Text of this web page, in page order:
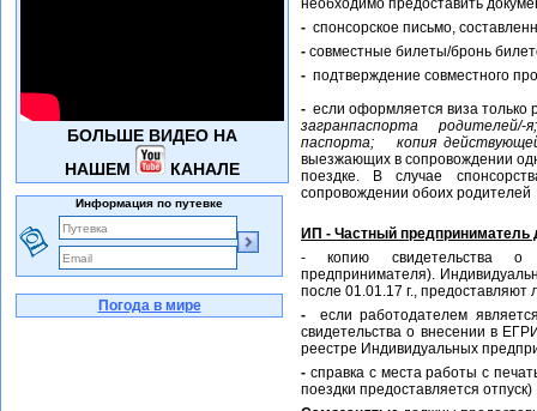
необходимо предоставить
- спонсорское письмо,
- совместные билеты/бронь
- подтверждение совместного
- если оформляется виза только
загранпаспорта
паспорта; копия
выезжающих в сопровождении
поездке. В случае
сопровождении обоих
ИП - Частный предприниматель
- копию свидетельства о
предпринимателя).
после 01.01.17 г.,
-если работодателем
свидетельства о внесении в
реестре Индивидуальных
- справка с места работы с
поездки предоставляется отпуск)
БОЛЬШЕ ВИДЕО НА
НАШЕМ
КАНАЛЕ
Информация по путевке
Погода в мире